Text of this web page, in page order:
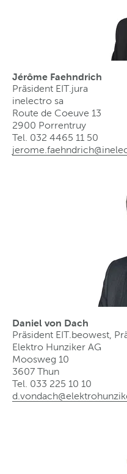
Jérôme Faehndrich
Präsident EIT.jura
inelectro sa
Route de Coeuve 13
2900 Porrentruy
Tel. 032 4465 11 50
Daniel von Dach
Präsident EIT.beowest,
Elektro Hunziker AG
Moosweg 10
3607 Thun
Tel. 033 225 10 10